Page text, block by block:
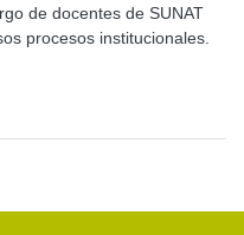
de docentes de SUNAT
procesos institucionales.